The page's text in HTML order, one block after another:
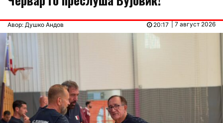
Авор: Душко Андов | 7 август 2026
20:17